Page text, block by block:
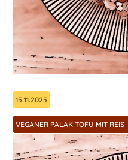
15.11.2025
VEGANER PALAK TOFU MIT REIS